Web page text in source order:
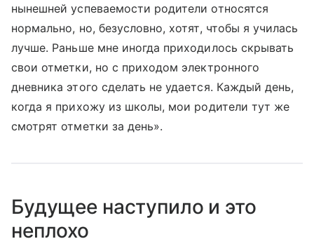
нынешней успеваемости родители относятся
нормально, но, безусловно, хотят, чтобы я училась
лучше. Раньше мне иногда приходилось скрывать
свои отметки, но с приходом электронного
дневника этого сделать не удается. Каждый день,
когда я прихожу из школы, мои родители тут же
смотрят отметки за день».
Будущее наступило и это
неплохо